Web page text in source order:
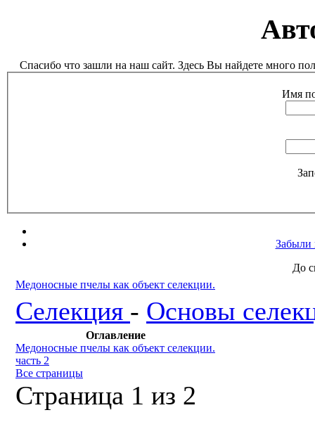
Спасибо что зашли на наш сайт. Здесь Вы найдете много
Имя
Забыли
До
Медоносные пчелы как объект селекции.
Селекция - Основы
Оглавление
Медоносные пчелы как объект селекции.
часть 2
Все страницы
Страница 1 из 2